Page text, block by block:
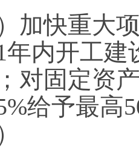
快重大项
内开工建
对固定资
给予最高
）